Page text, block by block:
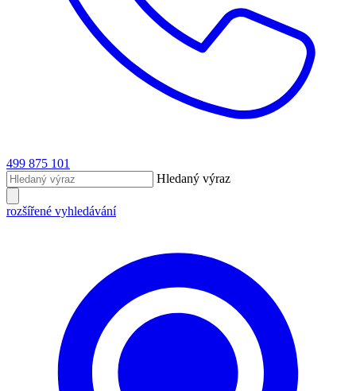
499 875 101
Hledaný výraz
rozšířené vyhledávání